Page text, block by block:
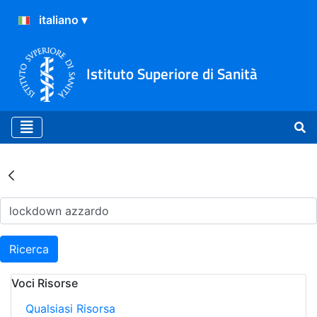
Istituto Superiore di Sanità
Risultati della Ricerca -
Ricerca
Voci Risorse
Qualsiasi Risorsa